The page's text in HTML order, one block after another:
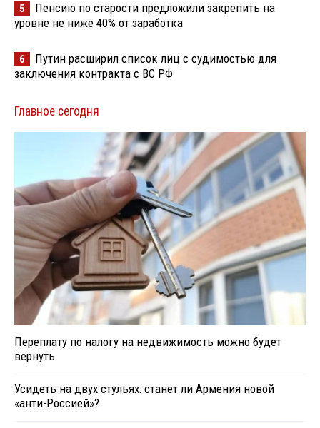
5
Пенсию по старости предложили закрепить на
уровне не ниже 40% от заработка
6
Путин расширил список лиц с судимостью для
заключения контракта с ВС РФ
Главное сегодня
Переплату по налогу на недвижимость можно будет
вернуть
Усидеть на двух стульях: станет ли Армения новой
«анти-Россией»?